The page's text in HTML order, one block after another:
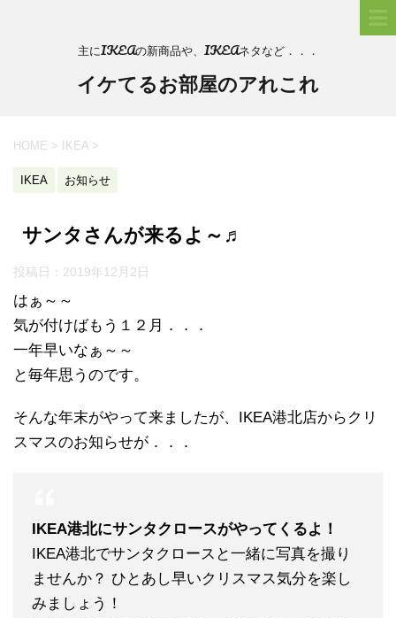
主にIKEAの新商品や、IKEAネタなど．．．
イケてるお部屋のアれこれ
HOME > IKEA >
IKEA お知らせ
サンタさんが来るよ～♬
投稿日： 2019年12月2日
はぁ～～
気が付けばもう１２月．．．
一年早いなぁ～～
と毎年思うのです。
そんな年末がやって来ましたが、IKEA港北店からクリ
スマスのお知らせが．．．
IKEA港北にサンタクロースがやってくるよ！
IKEA港北でサンタクロースと一緒に写真を撮り
ませんか？ ひとあし早いクリスマス気分を楽し
みましょう！